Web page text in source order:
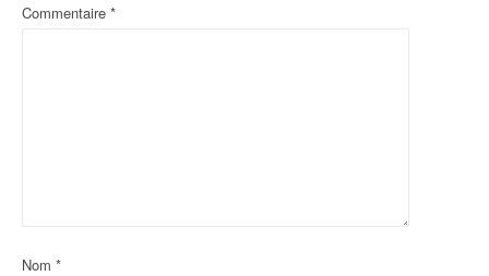
Commentaire *
Nom *